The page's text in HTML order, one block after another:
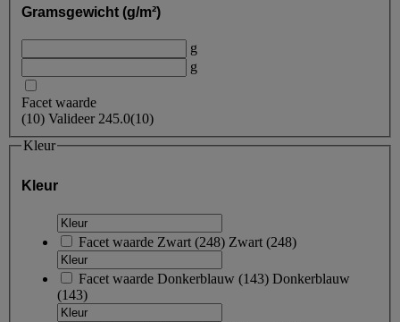
Gramsgewicht (g/m²)
g
g
Facet waarde
(10) Valideer245.0(10)
Kleur
Kleur
Facet waarde Zwart (248) Zwart (248)
Facet waarde Donkerblauw (143) Donkerblauw
(143)